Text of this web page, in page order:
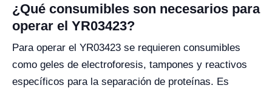
¿Qué consumibles son necesarios para
operar el YR03423?
Para operar el YR03423 se requieren consumibles
como geles de electroforesis, tampones y reactivos
específicos para la separación de proteínas. Es